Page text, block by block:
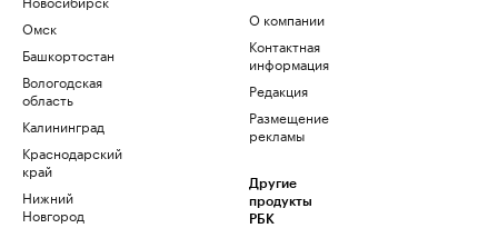
Омск
Башкортостан
Вологодская
область
Калининград
Краснодарский
край
Нижний
Новгород
О компании
Контактная
информация
Редакция
Размещение
рекламы
Другие
продукты
РБК